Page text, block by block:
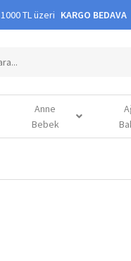
1000 TL üzeri KARGO BEDAVA
Anne
Bebek